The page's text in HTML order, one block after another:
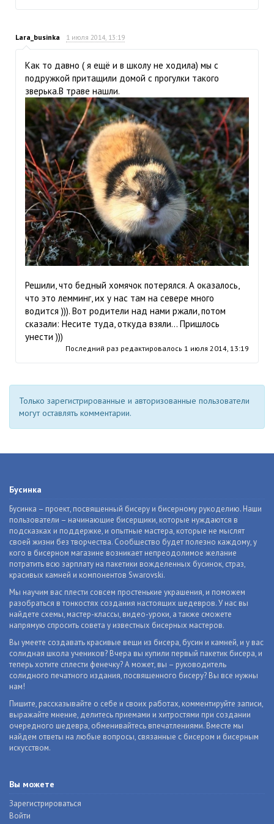
Lara_businka 1 июля 2014, 13:19
Как то давно ( я ещё и в школу не ходила) мы с
подружкой притащили домой с прогулки такого
зверька.В траве нашли.
Решили, что бедный хомячок потерялся. А оказалось,
что это лемминг, их у нас там на севере много
водится ))). Вот родители над нами ржали, потом
сказали: Несите туда, откуда взяли… Пришлось
унести )))
Последний раз редактировалось 1 июля 2014, 13:19
Только зарегистрированные и авторизованные пользователи
могут оставлять комментарии.
Бусинка
Бусинка – проект, посвященный бисеру и бисерному рукоделию. Наши
пользователи – начинающие бисерщики, которые нуждаются в
подсказках и поддержке, и опытные мастера, которые не мыслят
своей жизни без творчества. Сообщество будет полезно каждому, у
кого в бисерном магазине возникает непреодолимое желание
потратить всю зарплату на пакетики вожделенных бусинок, страз,
красивых камней и компонентов Swarovski.
Мы научим вас плести совсем простенькие украшения, и поможем
разобраться в тонкостях создания настоящих шедевров. У нас вы
найдете схемы, мастер-классы, видео-уроки, а также сможете
напрямую спросить совета у известных бисерных мастеров.
Вы умеете создавать красивые вещи из бисера, бусин и камней, и у вас
солидная школа учеников? Вчера вы купили первый пакетик бисера, и
теперь хотите сплести фенечку? А может, вы – руководитель
солидного печатного издания, посвященного бисеру? Вы все нужны
нам!
Пишите, рассказывайте о себе и своих работах, комментируйте записи,
выражайте мнение, делитесь приемами и хитростями при создании
очередного шедевра, обменивайтесь впечатлениями. Вместе мы
найдем ответы на любые вопросы, связанные с бисером и бисерным
искусством.
Вы можете
Зарегистрироваться
Войти